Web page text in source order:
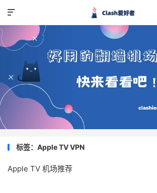

标签：Apple TV VPN
Apple TV 机场推荐